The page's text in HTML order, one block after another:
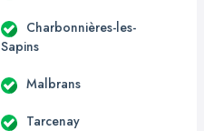
Charbonnières-les-
Sapins
Malbrans
Tarcenay